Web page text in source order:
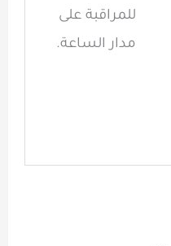
للمراقبة على
مدار الساعة.